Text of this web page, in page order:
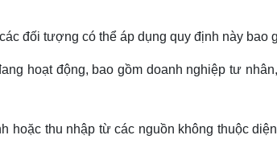
đối tượng có thể áp dụng quy định này bao
hoạt động, bao gồm doanh nghiệp tư
hoặc thu nhập từ các nguồn không thuộc